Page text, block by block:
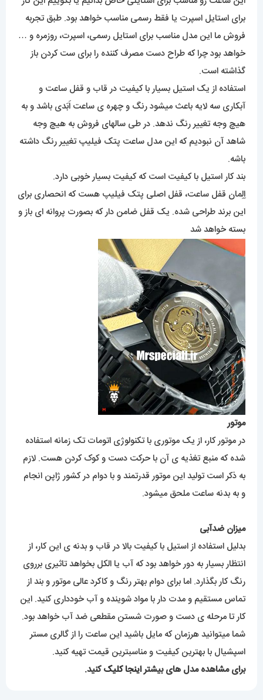
برای استایل اسپرت یا فقط رسمی مناسب خواهد بود. طبق تجربه
فروش ما این مدل مناسب برای استایل رسمی، اسپرت، روزمره و …
خواهد بود چرا که طراح دست مصرف کننده را برای ست کردن باز
گذاشته است.
استفاده از یک استیل بسیار با کیفیت در قاب و قفل ساعت و
آبکاری سه لایه باعث میشود رنگ و چهره ی ساعت اَبَدی باشد و به
هیچ وجه تغییر رنگ ندهد. در طی سالهای فروش به هیچ وجه
شاهد آن نبودیم که این مدل ساعت پتک فیلیپ تغییر رنگ داشته
باشه.
بند کار استیل با کیفیت است که کیفیت بسیار خوبی دارد.
اِلِمان قفل ساعت، قفل اصلی پتک فیلیپ هست که انحصاری برای
این برند طراحی شده. یک قفل ضامن دار که بصورت پروانه ای باز و
بسته خواهد شد
موتور
در موتور کار، از یک موتوری با تکنولوژی اتومات تک زمانه استفاده
شده که منبع تغذیه ی آن با حرکت دست و کوک کردن هست. لازم
به ذکر است تولید این موتور قدرتمند و با دوام در کشور ژاپن انجام
و به بدنه ساعت ملحق میشود.
میزان ضدآبی
بدلیل استفاده از استیل با کیفیت بالا در قاب و بدنه ی این کار، از
انتظار بسیار به دور خواهد بود که آب یا الکل بخواهد تاثیری برروی
رنگ کار بگذارد. اما برای دوام بهتر رنگ و کاکرد عالی موتور و بند از
تماس مستقیم و مدت دار با مواد شوینده و آب خودداری کنید. این
کار تا مرحله ی دست و صورت شستن مقطعی ضد آب خواهد بود.
شما میتوانید هرزمان که مایل باشید این ساعت را از گالری مستر
اسپشیال با بهترین کیفیت و مناسبترین قیمت تهیه کنید.
برای مشاهده مدل های بیشتراینجا کلیککنید.